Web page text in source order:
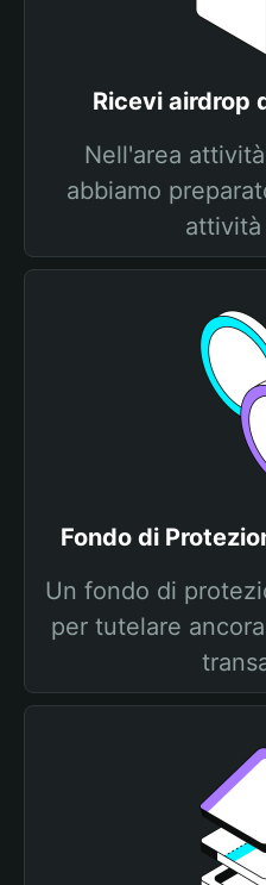
Ricevi airdrop
Nell'area
abbiamo
Fondo di
Un fondo di
per tutelare